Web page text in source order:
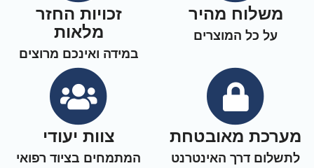
משלוח מהיר
על כל המוצרים
זכויות החזר
מלאות
במידה ואינכם מרוצים
מערכת מאובטחת
לתשלום דרך האינטרנט
צוות יעודי
המתמחים בציוד רפואי